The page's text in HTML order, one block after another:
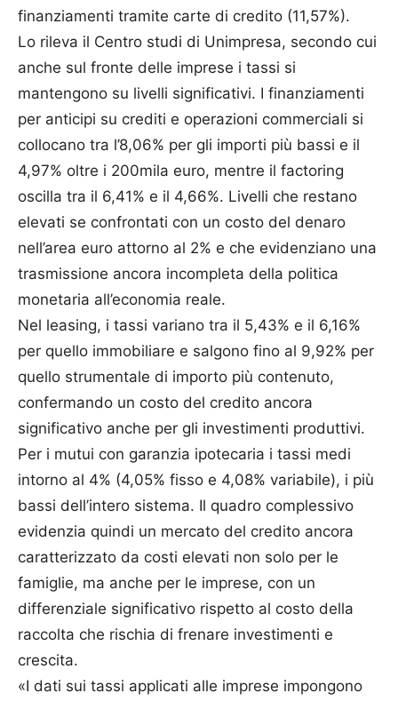
finanziamenti tramite carte di credito (11,57%).
Lo rileva il Centro studi di Unimpresa, secondo cui
anche sul fronte delle imprese i tassi si
mantengono su livelli significativi. I finanziamenti
per anticipi su crediti e operazioni commerciali si
collocano tra l’8,06% per gli importi più bassi e il
4,97% oltre i 200mila euro, mentre il factoring
oscilla tra il 6,41% e il 4,66%. Livelli che restano
elevati se confrontati con un costo del denaro
nell’area euro attorno al 2% e che evidenziano una
trasmissione ancora incompleta della politica
monetaria all’economia reale.
Nel leasing, i tassi variano tra il 5,43% e il 6,16%
per quello immobiliare e salgono fino al 9,92% per
quello strumentale di importo più contenuto,
confermando un costo del credito ancora
significativo anche per gli investimenti produttivi.
Per i mutui con garanzia ipotecaria i tassi medi
intorno al 4% (4,05% fisso e 4,08% variabile), i più
bassi dell’intero sistema. Il quadro complessivo
evidenzia quindi un mercato del credito ancora
caratterizzato da costi elevati non solo per le
famiglie, ma anche per le imprese, con un
differenziale significativo rispetto al costo della
raccolta che rischia di frenare investimenti e
crescita.
«I dati sui tassi applicati alle imprese impongono